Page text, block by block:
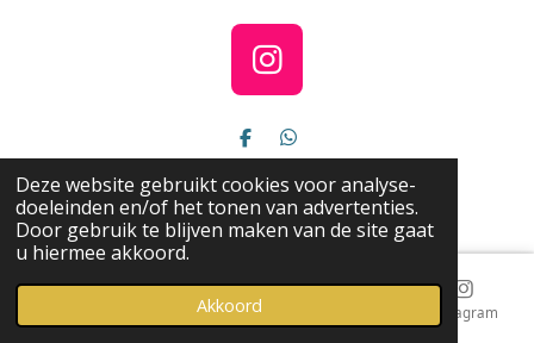
Deze website gebruikt cookies voor analyse-
doeleinden en/of het tonen van advertenties.
Door gebruik te blijven maken van de site gaat
u hiermee akkoord.
Akkoord
I
n
t
a
g
r
D
e
l
e
n
D
e
l
e
n
© 2023 - 2025 MOOIMOOI!
Powered byJouwWeb
Telefoonnummer Instagram